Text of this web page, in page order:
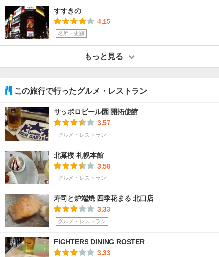
すすきの
4.15
名所・史跡
もっと見る
この旅行で行ったグルメ・レストラン
サッポロビール園 開拓使館
3.57
グルメ・レストラン
北菓楼 札幌本館
3.58
グルメ・レストラン
寿司と炉端焼 四季花まる 北口店
3.33
グルメ・レストラン
FIGHTERS DINING ROSTER
3.33